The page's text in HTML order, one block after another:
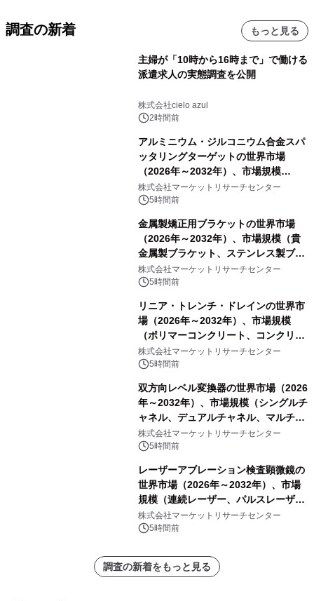
調査の新着 もっと見る
主婦が「10時から16時まで」で働ける
派遣求人の実態調査を公開
株式会社cielo azul
2時間前
アルミニウム・ジルコニウム合金スパ
ッタリングターゲットの世界市場
（2026年～2032年）、市場規模
（0.995、0.999、その他）・分析レポ
ートを発表
株式会社マーケットリサーチセンター
5時間前
金属製矯正用ブラケットの世界市場
（2026年～2032年）、市場規模（貴
金属製ブラケット、ステンレス製ブラ
ケット、純チタン製ブラケット）・分
析レポートを発表
株式会社マーケットリサーチセンター
5時間前
リニア・トレンチ・ドレインの世界市
場（2026年～2032年）、市場規模
（ポリマーコンクリート、コンクリー
ト、プラスチック、金属）・分析レポ
ートを発表
株式会社マーケットリサーチセンター
5時間前
双方向レベル変換器の世界市場（2026
年～2032年）、市場規模（シングルチ
ャネル、デュアルチャネル、マルチチ
ャネル）・分析レポートを発表
株式会社マーケットリサーチセンター
5時間前
レーザーアブレーション検査顕微鏡の
世界市場（2026年～2032年）、市場
規模（連続レーザー、パルスレーザ
ー）・分析レポートを発表
株式会社マーケットリサーチセンター
5時間前
調査の新着をもっと見る